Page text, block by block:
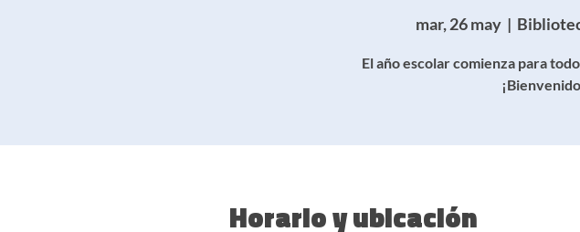
mar, 26 may
  |
El año escolar comienza para
Horario y ubicación